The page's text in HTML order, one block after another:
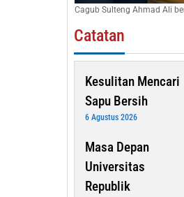
Cagub Sulteng Ahmad Ali
Catatan
Kesulitan Mencari
Sapu Bersih
6 Agustus 2026
Masa Depan
Universitas
Republik